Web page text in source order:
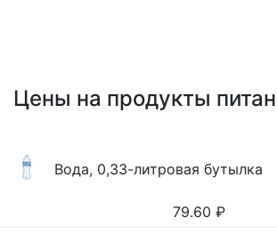
Цены на продукты
Вода, 0,33-литровая бутылка
79.60 ₽